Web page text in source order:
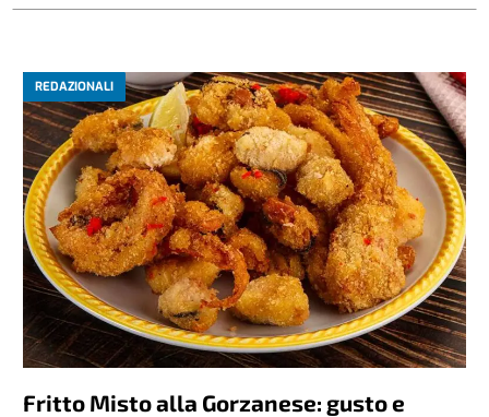
REDAZIONALI
Fritto Misto alla Gorzanese: gusto e